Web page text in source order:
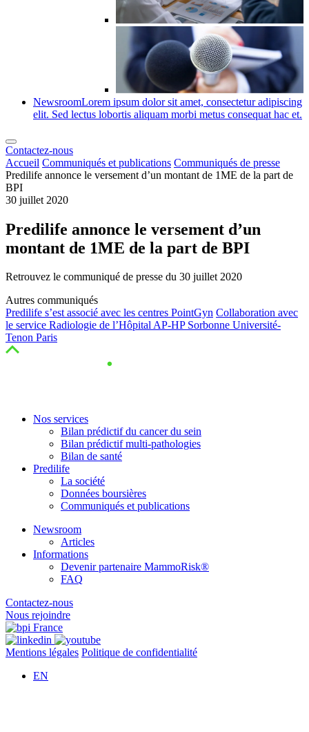
NewsroomLorem ipsum dolor sit amet, consectetur adipiscing
elit. Sed lectus lobortis aliquam morbi metus consequat hac et.
Contactez-nous
Accueil Communiqués et publications Communiqués de presse
Predilife annonce le versement d’un montant de 1ME de la part de
BPI
30 juillet 2020
Predilife annonce le versement d’un
montant de 1ME de la part de BPI
Retrouvez le communiqué de presse du 30 juillet 2020
Autres communiqués
Predilife s’est associé avec les centres PointGyn Collaboration avec
le service Radiologie de l’Hôpital AP-HP Sorbonne Université-
Tenon Paris
Nos services
Bilan prédictif du cancer du sein
Bilan prédictif multi-pathologies
Bilan de santé
Predilife
La société
Données boursières
Communiqués et publications
Newsroom
Articles
Informations
Devenir partenaire MammoRisk®
FAQ
Contactez-nous
Nous rejoindre
Mentions légales Politique de confidentialité
EN